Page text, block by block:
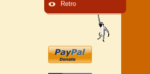
Retro